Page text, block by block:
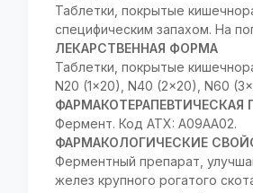
Таблетки, покрытые
специфическим запахом. На
ЛЕКАРСТВЕННАЯ ФОРМА
Таблетки, покрытые
N20 (1x20), N40 (2x20), N60
ФАРМАКОТЕРАПЕВТИЧЕСКАЯ
Фермент. Код ATX: A09AA02.
ФАРМАКОЛОГИЧЕСКИЕ
Ферментный препарат,
желез крупного рогатого